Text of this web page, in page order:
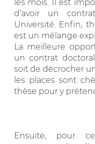
les mois. Il est
d’avoir un
Université. Enfin,
est un mélange
La meilleure
un contrat
soit de décrocher
les places sont
thèse pour y
Ensuite, pour